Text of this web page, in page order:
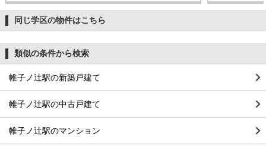
同じ学区の物件はこちら
類似の条件から検索
帷子ノ辻駅の新築戸建て
帷子ノ辻駅の中古戸建て
帷子ノ辻駅のマンション